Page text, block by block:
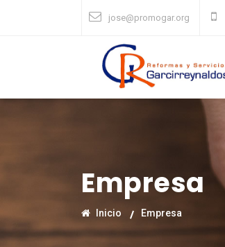
jose@promogar.org
Empresa
Inicio Empresa